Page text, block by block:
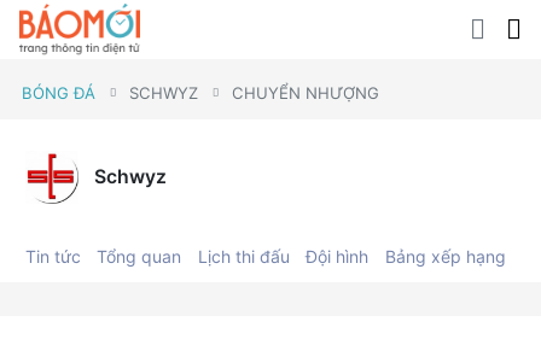
BÓNG ĐÁ SCHWYZ CHUYỂN NHƯỢNG
Schwyz
Tin tức Tổng quan Lịch thi đấu Đội hình Bảng xếp hạng